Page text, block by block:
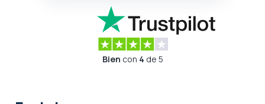
Bien con 4 de 5